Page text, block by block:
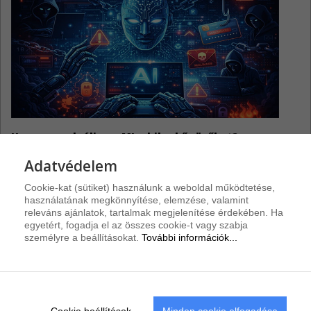
Hogyan szolgálja az MI a kiberbűnözőket?
Riasztások
A PHP-hez négy biztonsági frissítés érkezett.
Samsung alkalmazásfrissítések
Adatvédelem
Cookie-kat (sütiket) használunk a weboldal működtetése,
használatának megkönnyítése, elemzése, valamint
releváns ajánlatok, tartalmak megjelenítése érdekében. Ha
egyetért, fogadja el az összes cookie-t vagy szabja
személyre a beállításokat. További információk...